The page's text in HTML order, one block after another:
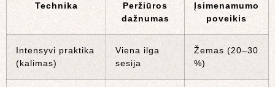
Technika
Peržiūros
dažnumas
Įsimenamumo
poveikis
Intensyvi praktika
(kalimas)
Viena ilga
sesija
Žemas (20–30
%)